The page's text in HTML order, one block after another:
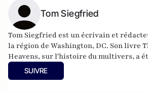
Tom Siegfried
Tom Siegfried est un écrivain et
la région de Washington, DC. Son livre
Heavens, sur l'histoire du multivers, a
Harvard University Press.
SUIVRE